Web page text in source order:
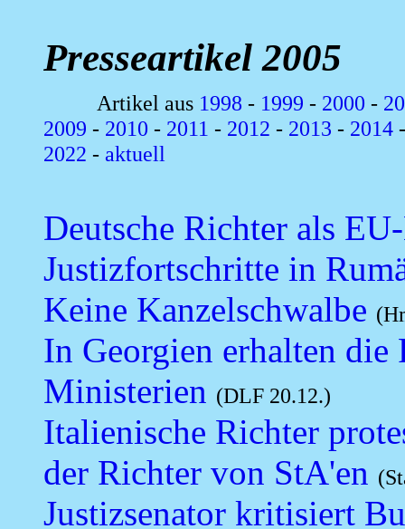
Presseartikel 2005
Artikel aus 1998 - 1999 - 2000 -
2009 - 2010 - 2011 - 2012 - 2013 - 2014
2022 - aktuell
Deutsche Richter als
Justizfortschritte in
Keine Kanzelschwalbe
In Georgien erhalten die
Ministerien (DLF 20.12.)
Italienische Richter
der Richter von StA'en
Justizsenator kritisiert